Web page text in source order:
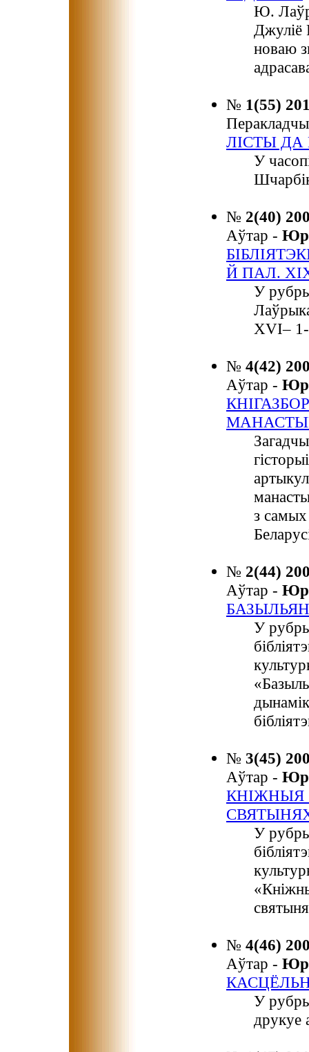
Ю.
Джуліё
новаю
№ 1(55)
ЛІСТЫ ДА
У
№ 2(40)
Аўтар -
Й ПАЛ.
У
ХVI– 1-
№ 4(42)
Аўтар -
з
№ 2(44)
Аўтар -
У
№ 3(45)
Аўтар -
КНІЖНЫЯ
У
№ 4(46)
Аўтар -
У
друкуе